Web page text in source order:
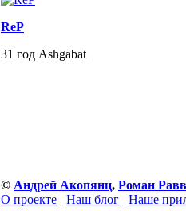
ReP
31 год Ashgabat
© Андрей Акопянц, Роман
О проекте
Наш блог Наше